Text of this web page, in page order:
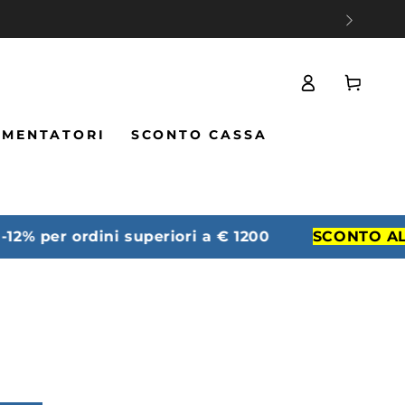
SCONTO CASSA
Accesso Carello
per ordini superiori a € 1200 SCONTO